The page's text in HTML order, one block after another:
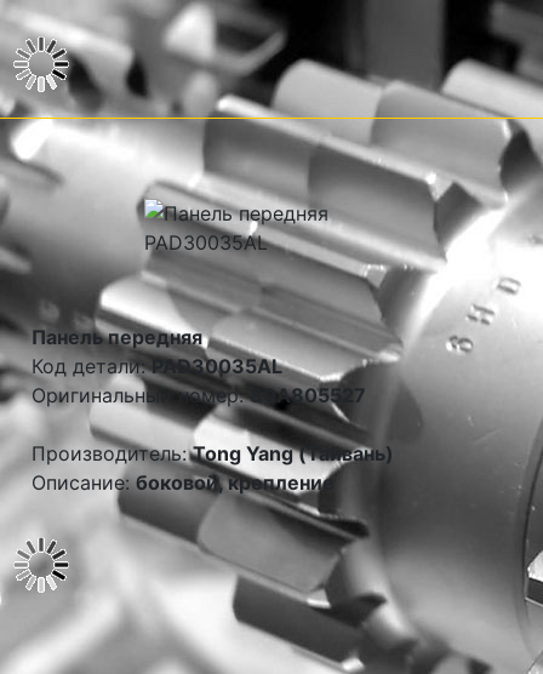
Панель передняя
Код детали:PAD30035AL
Оригинальный номер:80A805527
Производитель:Tong Yang (Тайвань)
Описание:боковой, крепление